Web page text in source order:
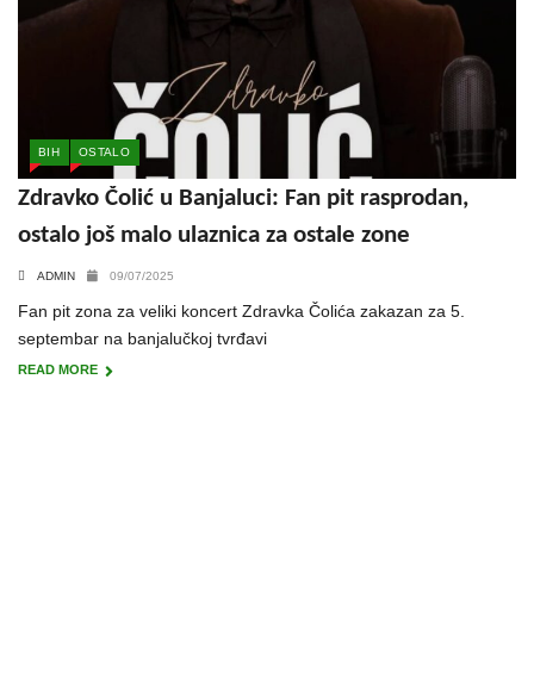
BIH OSTALO
Zdravko Čolić u Banjaluci: Fan pit rasprodan,
ostalo još malo ulaznica za ostale zone
ADMIN 09/07/2025
Fan pit zona za veliki koncert Zdravka Čolića zakazan za 5.
septembar na banjalučkoj tvrđavi
READ MORE